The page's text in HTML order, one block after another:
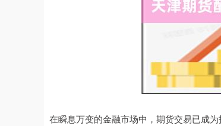
在瞬息万变的金融市场中，期货交易已成